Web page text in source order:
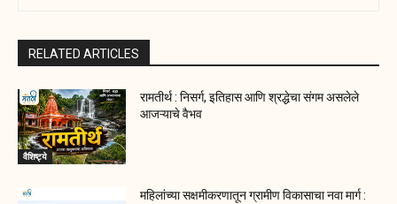
RELATED ARTICLES
वैशिष्ट्ये
रामतीर्थ : निसर्ग, इतिहास आणि श्रद्धेचा संगम असलेले
आजऱ्याचे वैभव
महिलांच्या सक्षमीकरणातून ग्रामीण विकासाचा नवा मार्ग :